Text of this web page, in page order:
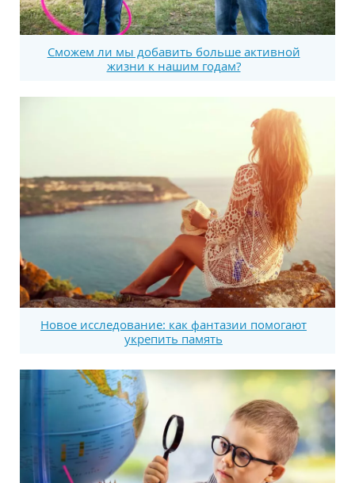
Сможем ли мы добавить больше активной
жизни к нашим годам?
Новое исследование: как фантазии помогают
укрепить память